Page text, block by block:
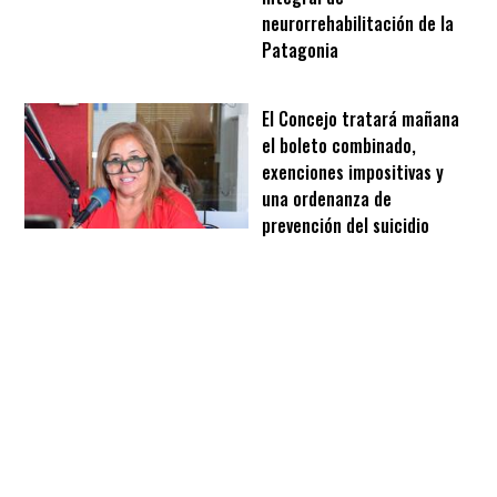
neurorrehabilitación de la
Patagonia
El Concejo tratará mañana
el boleto combinado,
exenciones impositivas y
una ordenanza de
prevención del suicidio